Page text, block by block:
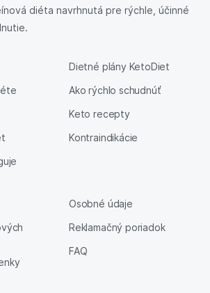
diéta navrhnutá pre rýchle, účinné
Dietné plány KetoDiet
Ako rýchlo schudnúť
Keto recepty
Kontraindikácie
Osobné údaje
Reklamačný poriadok
FAQ